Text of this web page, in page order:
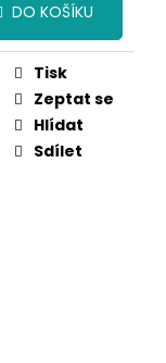
DO KOŠÍKU
Tisk
Zeptat se
Hlídat
Sdílet